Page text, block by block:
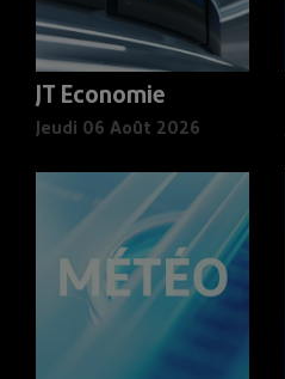
JT Economie
Jeudi 06 Août 2026